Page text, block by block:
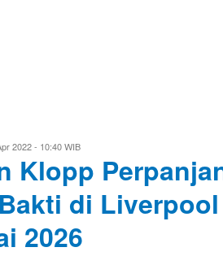
2022 - 10:40 WIB
Klopp
di Liverpool
2026